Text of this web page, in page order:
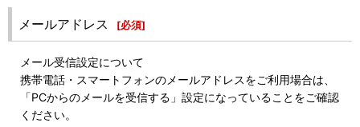
メールアドレス [必須]
メール受信設定について
携帯電話・スマートフォンのメールアドレスをご利用場合は、
「PCからのメールを受信する」設定になっていることをご確認
ください。